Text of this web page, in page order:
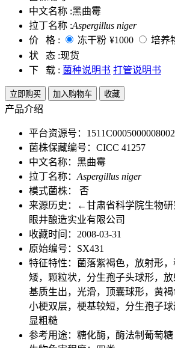
中文名称 :黑曲霉
拉丁名称 :Aspergillus niger
价 格 :
冻干粉 ¥1000 培养
状 态 :现货
下 载 : 菌种说明书 打管说明书
立即购买 加入购物车 收藏
产品介绍
平台资源号：1511C0005000008002
菌株保藏编号：CICC 41257
中文名称：黑曲霉
拉丁名称： Aspergillus niger
模式菌株： 否
来源历史：←甘肃省科学院生物
眼井酿造实业有限公司
收藏时间：2008-03-31
原始编号：SX431
特征特性：菌落紫褐色，放射形
矮，颗粒状，分生孢子头球形，
基质生出，光滑，顶囊球形，黄褐
小梗双层，梗基较短，分生孢子
显粗糙
参考用途：糖化酶，酶法制葡萄糖